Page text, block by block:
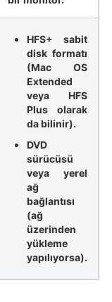
HFS+ sabit
disk formatı
(Mac OS
Extended
veya HFS
Plus olarak
da bilinir).
DVD
sürücüsü
veya yerel
ağ
bağlantısı
(ağ
üzerinden
yükleme
yapılıyorsa).